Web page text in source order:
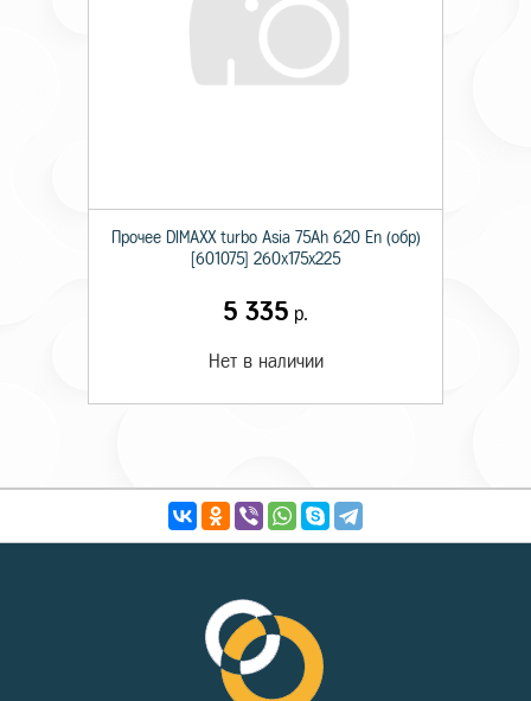
Прочее DIMAXX turbo Asia 75Ah 620 En (обр)
[601075] 260х175х225
5 335 р.
Нет в наличии